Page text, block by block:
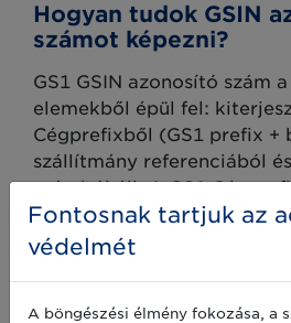
Hogyan tudok GSIN
számot képezni?
GS1 GSIN azonosító szám
elemekből épül fel:
Cégprefixből (GS1 prefix +
szállítmány referenciából
számból áll. A GS1
referencia együtt 16
karakter az ellenőrző szám.
Fontosnak tartjuk az
védelmét
A böngészési élmény fokozása, a